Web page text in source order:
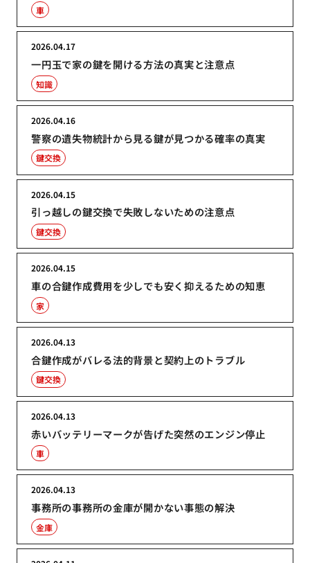
車
一円玉で家の鍵を開ける方法の真実と注意点
2026.04.17
知識
警察の遺失物統計から見る鍵が見つかる確率の真実
2026.04.16
鍵交換
引っ越しの鍵交換で失敗しないための注意点
2026.04.15
鍵交換
車の合鍵作成費用を少しでも安く抑えるための知恵
2026.04.15
家
合鍵作成がバレる法的背景と契約上のトラブル
2026.04.13
鍵交換
赤いバッテリーマークが告げた突然のエンジン停止
2026.04.13
車
事務所の事務所の金庫が開かない事態の解決
2026.04.13
金庫